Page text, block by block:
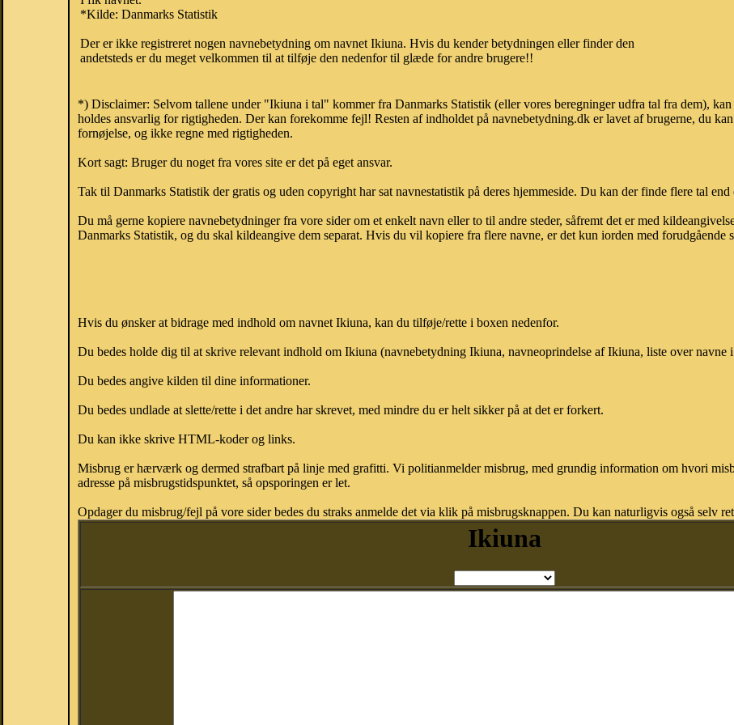
*Kilde: Danmarks Statistik
Der er ikke registreret nogen navnebetydning om navnet Ikiuna. Hvis du kender betydningen eller finder den
andetsteds er du meget velkommen til at tilføje den nedenfor til glæde for andre brugere!!
*) Disclaimer: Selvom tallene under "Ikiuna i tal" kommer fra Danmarks Statistik (eller vores beregninger udfra tal fra dem),
holdes ansvarlig for rigtigheden. Der kan forekomme fejl! Resten af indholdet på navnebetydning.dk er lavet af brugerne, du
fornøjelse, og ikke regne med rigtigheden.
Kort sagt: Bruger du noget fra vores site er det på eget ansvar.
Tak til Danmarks Statistik der gratis og uden copyright har sat navnestatistik på deres hjemmeside. Du kan der finde flere tal
Du må gerne kopiere navnebetydninger fra vore sider om et enkelt navn eller to til andre steder, såfremt det er med
Danmarks Statistik, og du skal kildeangive dem separat. Hvis du vil kopiere fra flere navne, er det kun iorden med forudgående
Hvis du ønsker at bidrage med indhold om navnet Ikiuna, kan du tilføje/rette i boxen nedenfor.
Du bedes holde dig til at skrive relevant indhold om Ikiuna (navnebetydning Ikiuna, navneoprindelse af Ikiuna, liste over navne i
Du bedes angive kilden til dine informationer.
Du bedes undlade at slette/rette i det andre har skrevet, med mindre du er helt sikker på at det er forkert.
Du kan ikke skrive HTML-koder og links.
Misbrug er hærværk og dermed strafbart på linje med grafitti. Vi politianmelder misbrug, med grundig information om hvori
adresse på misbrugstidspunktet, så opsporingen er let.
Opdager du misbrug/fejl på vore sider bedes du straks anmelde det via klik på misbrugsknappen. Du kan naturligvis også selv
Ikiuna